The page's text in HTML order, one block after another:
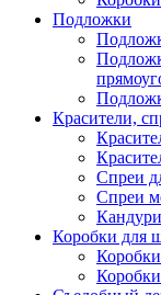
Подложки
Красители,
Спреи
Спреи
Коробки для